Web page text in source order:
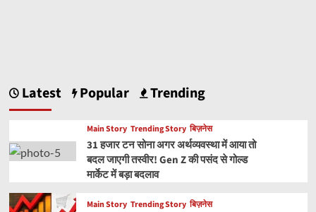
Latest Popular Trending
Main Story Trending Story बिज़नेस
31 हजार टन सोना अगर अर्थव्यवस्था में आया तो
बदल जाएगी तस्वीर! Gen Z की पसंद से गोल्ड
मार्केट में बड़ा बदलाव
Main Story Trending Story बिज़नेस